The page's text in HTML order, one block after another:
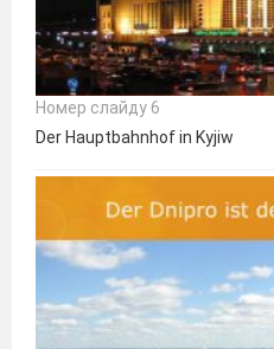
Номер слайду 6
Der Hauptbahnhof in Kyjiw